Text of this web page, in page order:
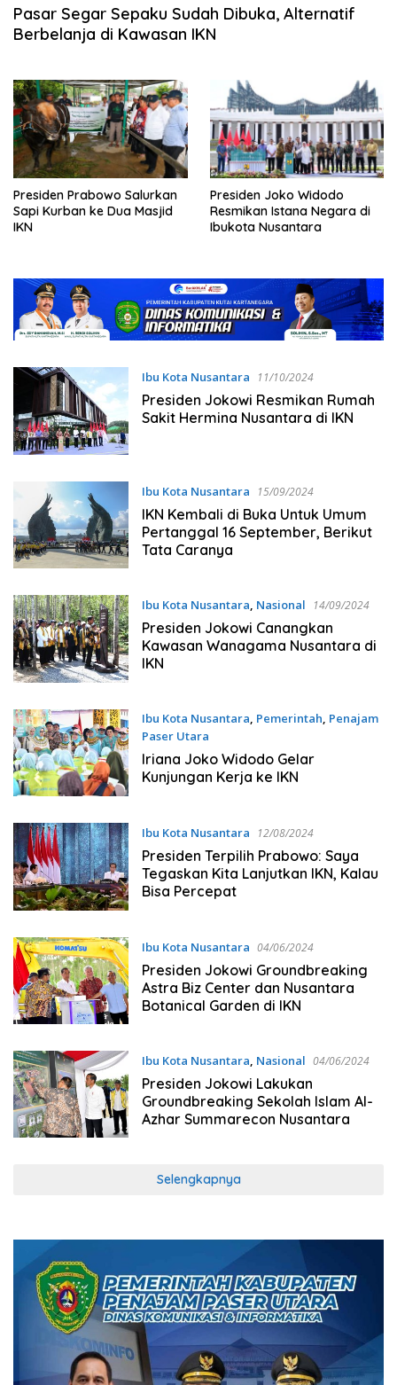
Pasar Segar Sepaku Sudah Dibuka, Alternatif
Berbelanja di Kawasan IKN
Presiden Prabowo Salurkan
Sapi Kurban ke Dua Masjid
IKN
Presiden Joko Widodo
Resmikan Istana Negara di
Ibukota Nusantara
Ibu Kota Nusantara 11/10/2024
Presiden Jokowi Resmikan Rumah
Sakit Hermina Nusantara di IKN
Ibu Kota Nusantara 15/09/2024
IKN Kembali di Buka Untuk Umum
Pertanggal 16 September, Berikut
Tata Caranya
Ibu Kota Nusantara, Nasional 14/09/2024
Presiden Jokowi Canangkan
Kawasan Wanagama Nusantara di
IKN
Ibu Kota Nusantara Pemerintah Penajam
Paser Utara
12/09/2024
Iriana Joko Widodo Gelar
Kunjungan Kerja ke IKN
Ibu Kota Nusantara 12/08/2024
Presiden Terpilih Prabowo: Saya
Tegaskan Kita Lanjutkan IKN, Kalau
Bisa Percepat
Ibu Kota Nusantara 04/06/2024
Presiden Jokowi Groundbreaking
Astra Biz Center dan Nusantara
Botanical Garden di IKN
Ibu Kota Nusantara, Nasional 04/06/2024
Presiden Jokowi Lakukan
Groundbreaking Sekolah Islam Al-
Azhar Summarecon Nusantara
Selengkapnya